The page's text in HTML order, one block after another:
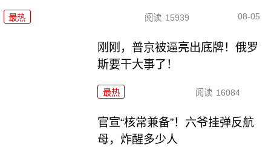
最热 阅读 15939 08-05
刚刚，普京被逼亮出底牌！俄罗
斯要干大事了！
最热 阅读 16084
官宣“核常兼备”！六爷挂弹反航
母，炸醒多少人